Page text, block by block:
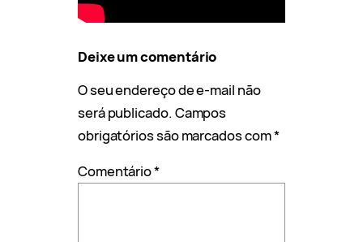
Deixe um comentário
O seu endereço de e-mail não
será publicado. Campos
obrigatórios são marcados com*
Comentário*